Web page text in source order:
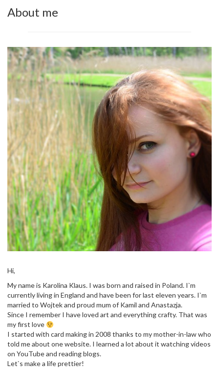
About me
Hi,
My name is Karolina Klaus. I was born and raised in Poland. I`m
currently living in England and have been for last eleven years. I`m
married to Wojtek and proud mum of Kamil and Anastazja.
Since I remember I have loved art and everything crafty. That was
my first love
I started with card making in 2008 thanks to my mother-in-law who
told me about one website. I learned a lot about it watching videos
on YouTube and reading blogs.
Let`s make a life prettier!